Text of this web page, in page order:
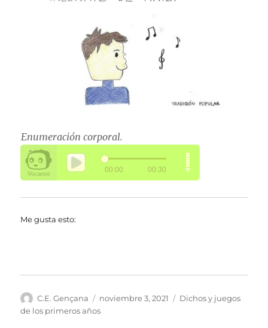
Enumeración corporal.
Me gusta esto:
Autor
C.E. Gençana
Publicado
el
noviembre 3, 2021 Categorías
Dichos y juegos
de los primeros años